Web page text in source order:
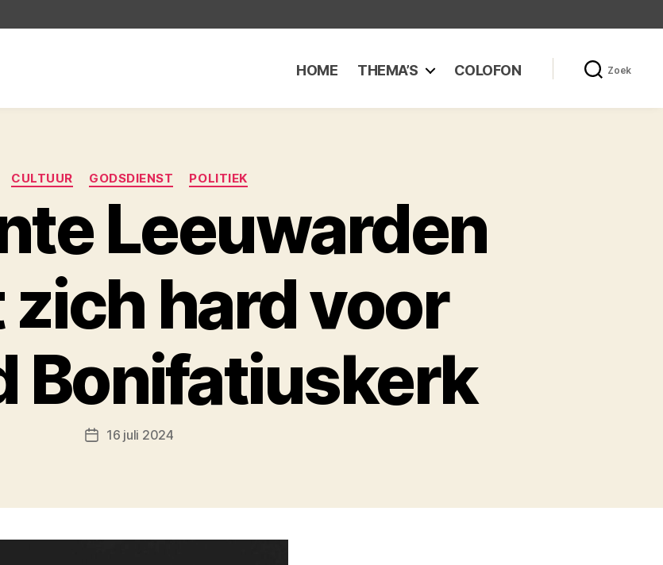
HOME THEMA’S COLOFON Zoek
Categorieën
CULTUUR GODSDIENST POLITIEK
Leeuwarden
hard voor
Bonifatiuskerk
Berichtdatum
16 juli 2024